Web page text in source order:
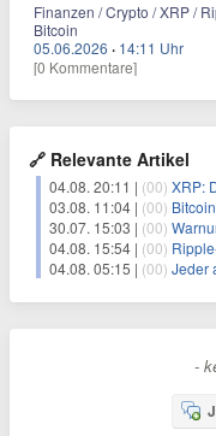
Finanzen / Crypto / XRP /
Bitcoin
05.06.2026 · 14:11 Uhr
[0 Kommentare]
🔗 Relevante Artikel
04.08. 20:11 | (00) XRP:
03.08. 11:04 | (00) Bitcoin
30.07. 15:03 | (00) Warnung
04.08. 15:54 | (00) Ripple-
04.08. 05:15 | (00) Jeder
-